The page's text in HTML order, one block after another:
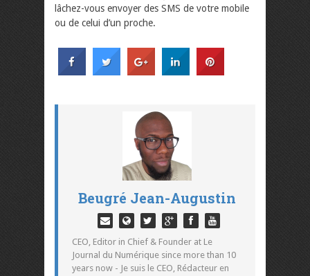
lâchez-vous envoyer des SMS de votre mobile
ou de celui d’un proche.
Beugré Jean-Augustin
CEO, Editor in Chief & Founder at Le
Journal du Numérique since more than 10
years now - Je suis le CEO, Rédacteur en